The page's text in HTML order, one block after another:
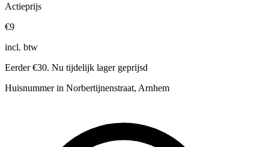
Actieprijs
€9
incl. btw
Eerder €30. Nu tijdelijk lager geprijsd
Huisnummer in Norbertijnenstraat, Arnhem